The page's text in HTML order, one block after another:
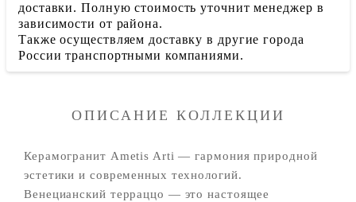
доставки. Полную стоимость уточнит менеджер в
зависимости от района.
Также осуществляем доставку в другие города
России транспортными компаниями.
ОПИСАНИЕ КОЛЛЕКЦИИ
Керамогранит Ametis Arti — гармония природной
эстетики и современных технологий.
Венецианский терраццо — это настоящее